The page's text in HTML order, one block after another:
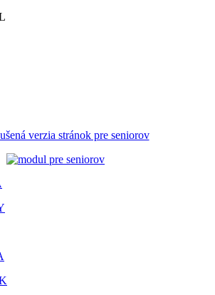
verzia stránok pre seniorov